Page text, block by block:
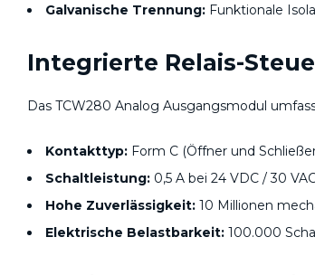
Galvanische Trennung: Funktionale
Integrierte Relais-
Das TCW280 Analog Ausgangsmodul
Kontakttyp: Form C (Öffner und
Schaltleistung: 0,5 A bei 24 VDC / 30
Hohe Zuverlässigkeit: 10 Millionen
Elektrische Belastbarkeit: 100.000